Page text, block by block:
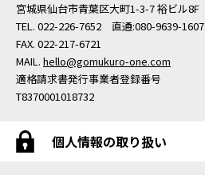
宮城県仙台市青葉区大町1-3-7 裕ビル8F
TEL. 022-226-7652 直通:080-9639-1607
FAX. 022-217-6721
MAIL. hello@gomukuro-one.com
適格請求書発行事業者登録番号
T8370001018732
個人情報の取り扱い